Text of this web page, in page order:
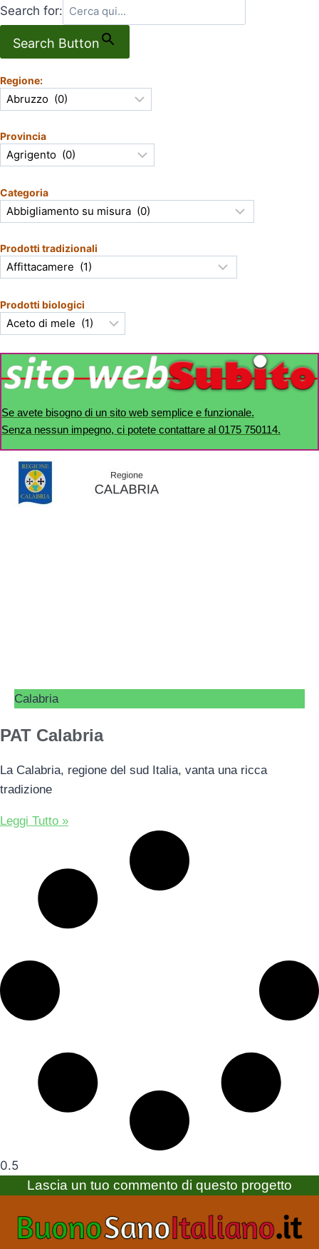
Search for:
Search Button
Regione:
Provincia
Categoria
Prodotti tradizionali
Prodotti biologici
Se avete bisogno di un sito web semplice e funzionale.
Senza nessun impegno, ci potete contattare al 0175 750114.
Calabria
PAT Calabria
La Calabria, regione del sud Italia, vanta una ricca
tradizione
Leggi Tutto »
Lascia un tuo commento di questo progetto